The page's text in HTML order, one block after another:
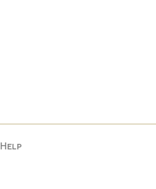
Help